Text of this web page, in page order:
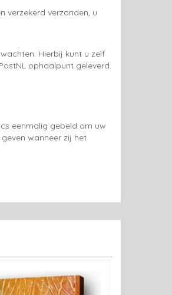
verzekerd verzonden, u
Hierbij kunt u zelf
ophaalpunt geleverd.
eenmalig gebeld om uw
wanneer zij het